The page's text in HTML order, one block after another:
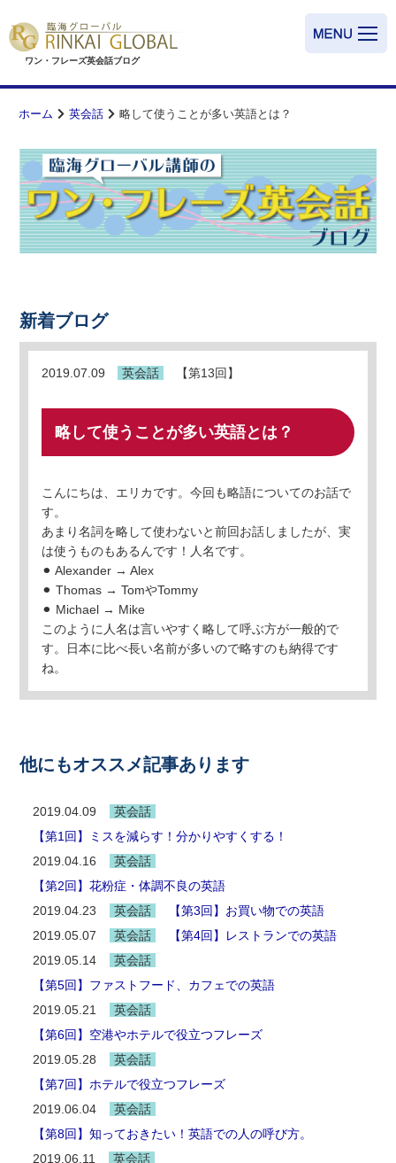
ワン・フレーズ英会話ブログ
ホーム 英会話 略して使うことが多い英語とは？
新着ブログ
2019.07.09 英会話 【第13回】
略して使うことが多い英語とは？
こんにちは、エリカです。今回も略語についてのお話で
す。
あまり名詞を略して使わないと前回お話しましたが、実
は使うものもあるんです！人名です。
⚫︎ Alexander → Alex
⚫︎ Thomas → TomやTommy
⚫︎ Michael → Mike
このように人名は言いやすく略して呼ぶ方が一般的で
す。日本に比べ長い名前が多いので略すのも納得です
ね。
他にもオススメ記事あります
2019.04.09
英会話
【第1回】ミスを減らす！分かりやすくする！
2019.04.16
英会話
【第2回】花粉症・体調不良の英語
2019.04.23
英会話
【第3回】お買い物での英語
2019.05.07
英会話
【第4回】レストランでの英語
2019.05.14
英会話
【第5回】ファストフード、カフェでの英語
2019.05.21
英会話
【第6回】空港やホテルで役立つフレーズ
2019.05.28
英会話
【第7回】ホテルで役立つフレーズ
2019.06.04
英会話
【第8回】知っておきたい！英語での人の呼び方。
2019.06.11
英会話